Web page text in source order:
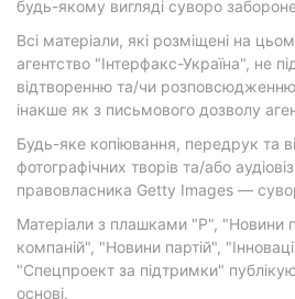
будь-якому вигляді суворо
Всі матеріали, які розміщені на
агентство "Інтерфакс-Україна", не
відтворенню та/чи
інакше як з письмового дозволу
Будь-яке копіювання, передрук та
фотографічних творів та/або
правовласника Getty Images —
Матеріали з плашками "Р", "Новини
компаній", "Новини партій",
"Спецпроект за підтримки"
основі.